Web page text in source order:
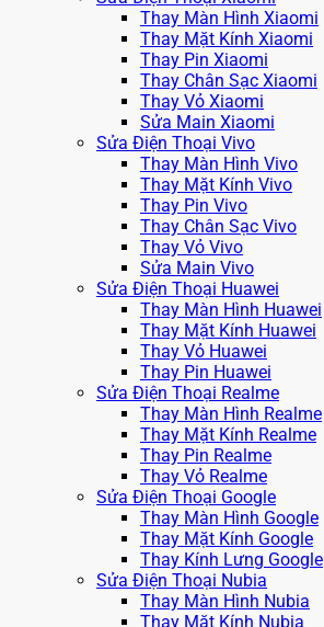
Thay Màn Hình Xiaomi
Thay Mặt Kính Xiaomi
Thay Pin Xiaomi
Thay Chân Sạc Xiaomi
Thay Vỏ Xiaomi
Sửa Main Xiaomi
Sửa Điện Thoại Vivo
Thay Màn Hình Vivo
Thay Mặt Kính Vivo
Thay Pin Vivo
Thay Chân Sạc Vivo
Thay Vỏ Vivo
Sửa Main Vivo
Sửa Điện Thoại Huawei
Thay Màn Hình Huawei
Thay Mặt Kính Huawei
Thay Vỏ Huawei
Thay Pin Huawei
Sửa Điện Thoại Realme
Thay Màn Hình Realme
Thay Mặt Kính Realme
Thay Pin Realme
Thay Vỏ Realme
Sửa Điện Thoại Google
Thay Màn Hình Google
Thay Mặt Kính Google
Thay Kính Lưng Google
Sửa Điện Thoại Nubia
Thay Màn Hình Nubia
Thay Mặt Kính Nubia